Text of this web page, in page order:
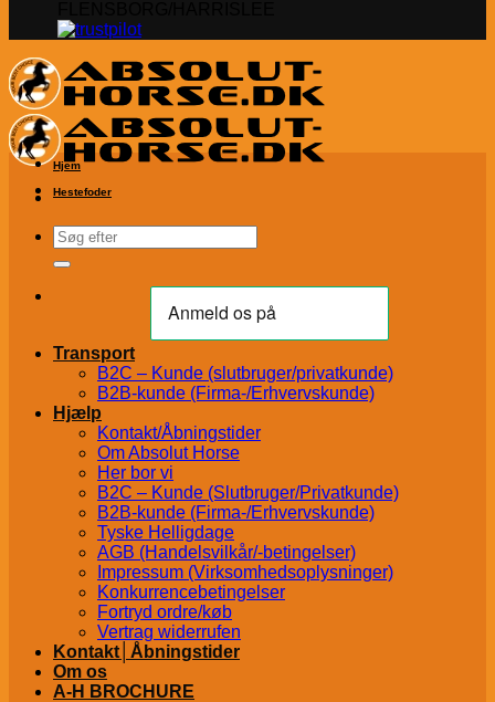
Søg
efter:
Transport
B2C – Kunde (slutbruger/privatkunde)
B2B-kunde (Firma-/Erhvervskunde)
Hjælp
Kontakt/Åbningstider
Om Absolut Horse
Her bor vi
B2C – Kunde (Slutbruger/Privatkunde)
B2B-kunde (Firma-/Erhvervskunde)
Tyske Helligdage
AGB (Handelsvilkår/-betingelser)
Impressum (Virksomhedsoplysninger)
Konkurrencebetingelser
Fortryd ordre/køb
Vertrag widerrufen
Kontakt│Åbningstider
Om os
A-H BROCHURE
Hjem
Hestefoder